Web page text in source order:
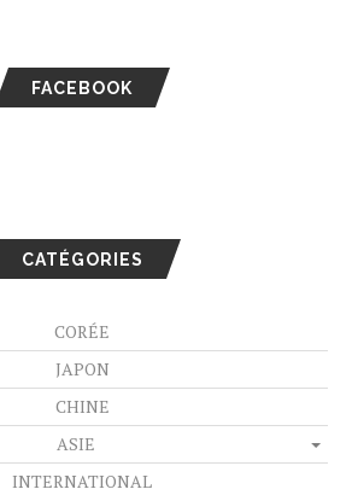
FACEBOOK
CATÉGORIES
CORÉE
JAPON
CHINE
ASIE
INTERNATIONAL